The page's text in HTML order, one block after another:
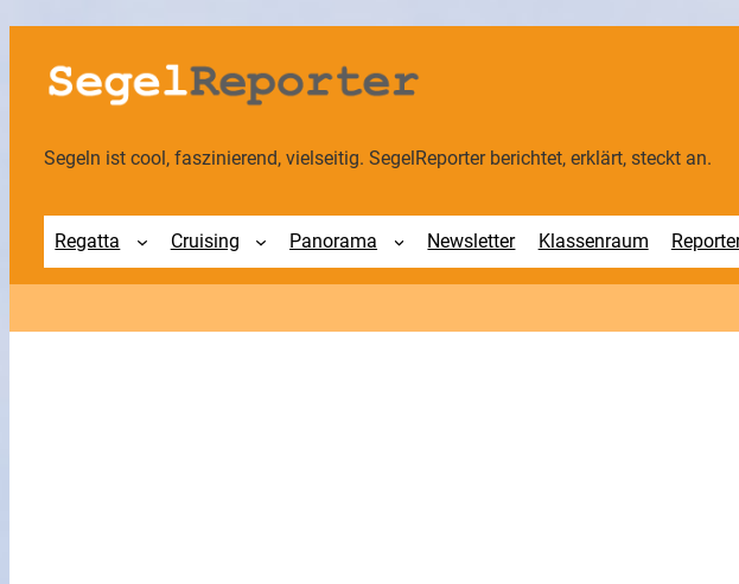
Zum
Inhalt
springen
Segeln ist cool, faszinierend, vielseitig. SegelReporter berichtet, erklärt, steckt an.
Regatta Cruising Panorama Newsletter Klassenraum